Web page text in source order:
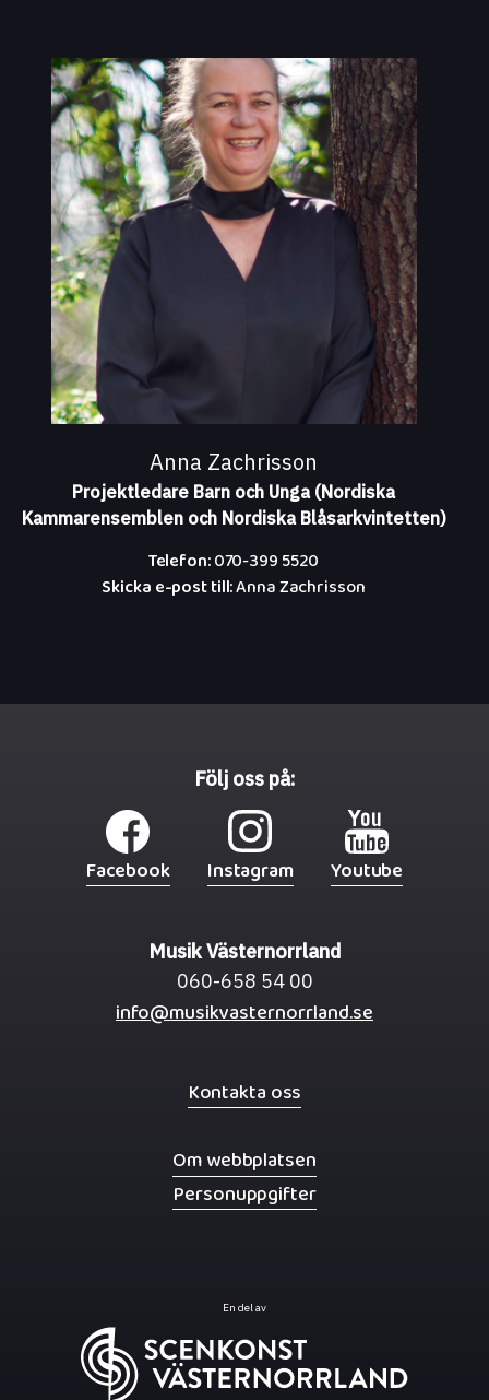
Anna Zachrisson
Projektledare Barn och Unga (Nordiska
Kammarensemblen och Nordiska Blåsarkvintetten)
Telefon:070-399 5520
Skicka e-post till:Anna Zachrisson
Musik Västernorrland
060-658 54 00
info@musikvasternorrland.se
Kontakta oss
Om webbplatsen
Personuppgifter
En del av
Följ oss på:
Facebook Instagram Youtube